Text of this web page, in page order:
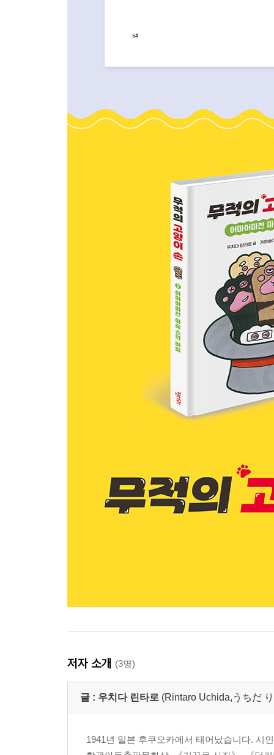
저자 소개 (3명)
글 : 우치다 린타로 (Rintaro Uchida,うちだ
1941년 일본 후쿠오카에서 태어났습니다. 시